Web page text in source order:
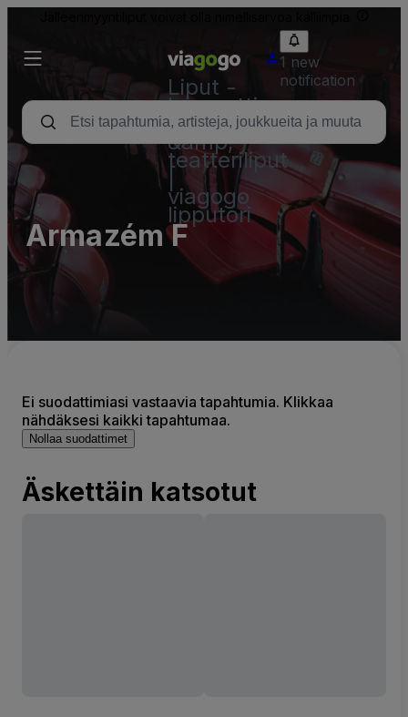
Liput -
konsertti,
urheilu
&amp;
teatteriliput
viagogo
lipputori
1 new
notification
Armazém F
Ei suodattimiasi vastaavia tapahtumia. Klikkaa
nähdäksesi kaikki tapahtumaa.
Nollaa suodattimet
Äskettäin katsotut